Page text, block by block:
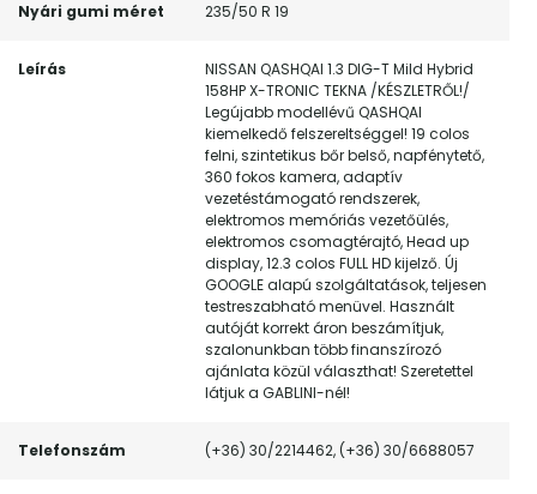
Nyári gumi méret 235/50 R 19
Leírás
NISSAN QASHQAI 1.3 DIG-T Mild Hybrid
158HP X-TRONIC TEKNA /KÉSZLETRŐL!/
Legújabb modellévű QASHQAI
kiemelkedő felszereltséggel! 19 colos
felni, szintetikus bőr belső, napfénytető,
360 fokos kamera, adaptív
vezetéstámogató rendszerek,
elektromos memóriás vezetőülés,
elektromos csomagtérajtó, Head up
display, 12.3 colos FULL HD kijelző. Új
GOOGLE alapú szolgáltatások, teljesen
testreszabható menüvel. Használt
autóját korrekt áron beszámítjuk,
szalonunkban több finanszírozó
ajánlata közül választhat! Szeretettel
látjuk a GABLINI-nél!
Telefonszám (+36) 30/2214462, (+36) 30/6688057